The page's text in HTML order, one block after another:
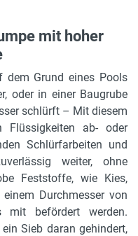
mit hoher
dem Grund eines Pools
oder in einer Baugrube
schlürft – Mit diesem
ab- oder
Schlürfarbeiten und
weiter, ohne
Feststoffe, wie Kies,
Durchmesser von
mit befördert werden.
Sieb daran gehindert,